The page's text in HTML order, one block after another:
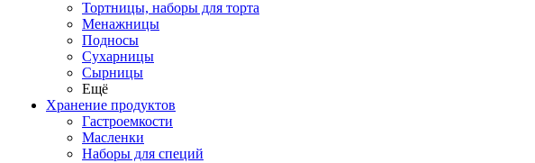
Тортницы, наборы для торта
Менажницы
Подносы
Сухарницы
Сырницы
Ещё
Хранение продуктов
Гастроемкости
Масленки
Наборы для специй